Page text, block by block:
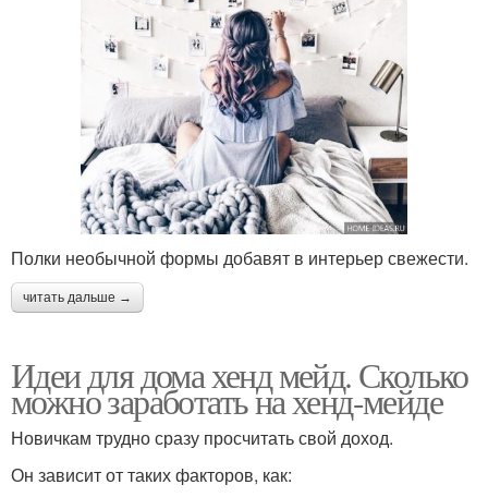
Полки необычной формы добавят в интерьер свежести.
читать дальше →
Идеи для дома хенд мейд. Сколько
можно заработать на хенд-мейде
Новичкам трудно сразу просчитать свой доход.
Он зависит от таких факторов, как: